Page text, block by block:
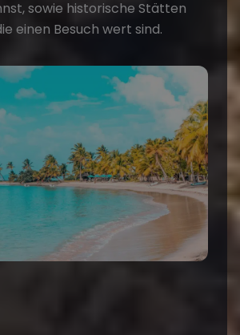
sowie historische Stätten
einen Besuch wert sind.